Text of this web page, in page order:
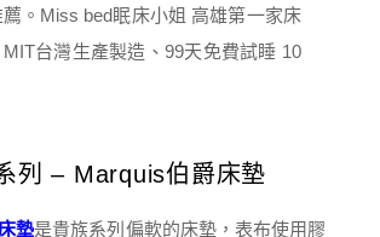
列 – Marquis伯爵床墊
墊是貴族系列偏軟的床墊，表布使用膠